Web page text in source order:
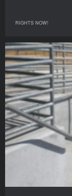
RIGHTS NOW!